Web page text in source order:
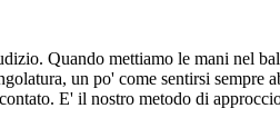
Quando mettiamo le mani nel
un po' come sentirsi
E' il nostro metodo di